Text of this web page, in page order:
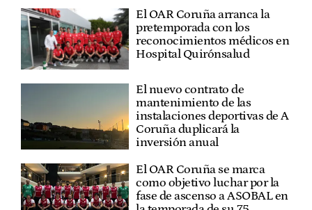
El OAR Coruña arranca la
pretemporada con los
reconocimientos médicos en
Hospital Quirónsalud
El nuevo contrato de
mantenimiento de las
instalaciones deportivas de A
Coruña duplicará la
inversión anual
El OAR Coruña se marca
como objetivo luchar por la
fase de ascenso a ASOBAL en